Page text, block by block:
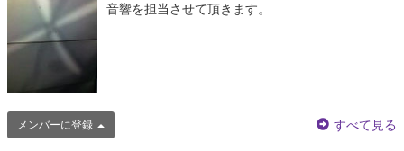
音響を担当させて頂きます。
メンバーに登録 すべて見る